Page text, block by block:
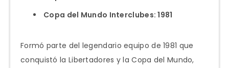
Copa del Mundo Interclubes: 1981
Formó parte del legendario equipo de 1981 que
conquistó la Libertadores y la Copa del Mundo,